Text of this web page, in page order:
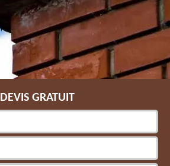
DEVIS GRATUIT